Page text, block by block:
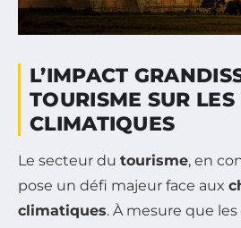
L’IMPACT
TOURISME SUR LES
CLIMATIQUES
Le secteur du tourisme, en
pose un défi majeur face aux
climatiques. À mesure que